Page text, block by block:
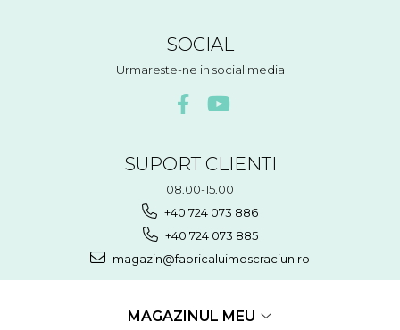
SOCIAL
Urmareste-ne in social media
SUPORT CLIENTI
08.00-15.00
+40 724 073 886
+40 724 073 885
magazin@fabricaluimoscraciun.ro
MAGAZINUL MEU